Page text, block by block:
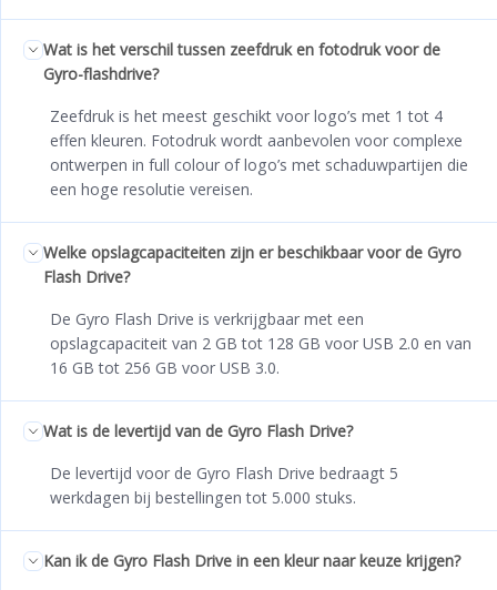
Wat is het verschil tussen zeefdruk en fotodruk voor de
Gyro-flashdrive?
Zeefdruk is het meest geschikt voor logo’s met 1 tot 4
effen kleuren. Fotodruk wordt aanbevolen voor complexe
ontwerpen in full colour of logo’s met schaduwpartijen die
een hoge resolutie vereisen.
Welke opslagcapaciteiten zijn er beschikbaar voor de Gyro
Flash Drive?
De Gyro Flash Drive is verkrijgbaar met een
opslagcapaciteit van 2 GB tot 128 GB voor USB 2.0 en van
16 GB tot 256 GB voor USB 3.0.
Wat is de levertijd van de Gyro Flash Drive?
De levertijd voor de Gyro Flash Drive bedraagt 5
werkdagen bij bestellingen tot 5.000 stuks.
Kan ik de Gyro Flash Drive in een kleur naar keuze krijgen?